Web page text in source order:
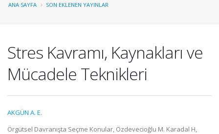
ANA SAYFA SON EKLENEN YAYINLAR
Stres Kavramı, Kaynakları ve
Mücadele Teknikleri
AKGÜN A. E.
Örgütsel Davranışta Seçme Konular, Özdevecioğlu M. Karadal H,